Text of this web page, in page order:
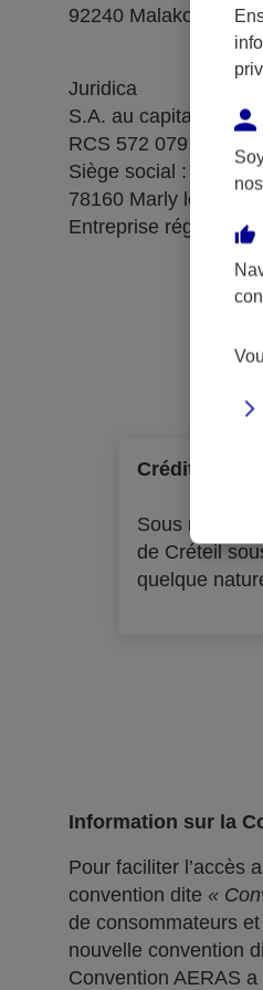
92240 Malakoff
Juridica
S.A. au capital de 14
RCS 572 079 150
Siège social : 1,
78160 Marly le Roi
Entreprise régie par
Crédit à la
Sous réserve
de Créteil
quelque
Information sur la
Pour faciliter l’accès
convention dite «
de consommateurs
nouvelle convention
Convention AERAS